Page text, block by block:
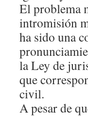
El problema
intromisión
ha sido una
la Ley de
que
civil.
A pesar de